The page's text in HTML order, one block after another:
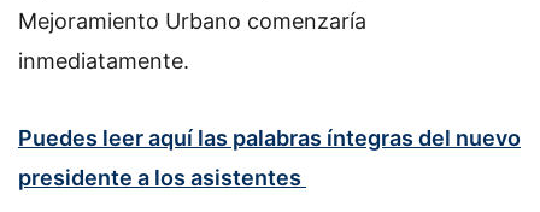
Mejoramiento Urbano comenzaría
inmediatamente.
Puedes leer aquí las palabras íntegras del nuevo
presidente a los asistentes